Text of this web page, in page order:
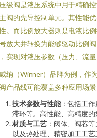
级阀是液压系统中用于精确
阀的先导控制单元。其性能
。而比例放大器则是电液比
放大并转换为能够驱动比例
实现对液压参数（压力、流量
纳（Winner）品牌为例，作
产品线可能覆盖多种应用场景
技术参数与性能：包括工
滞环等。高性能、高精度的
材质与工艺 ：阀体、阀芯
以及热处理、精密加工工艺